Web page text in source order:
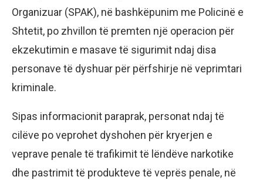
Organizuar (SPAK), në bashkëpunim me Policinë e
Shtetit, po zhvillon të premten një operacion për
ekzekutimin e masave të sigurimit ndaj disa
personave të dyshuar për përfshirje në veprimtari
kriminale.
Sipas informacionit paraprak, personat ndaj të
cilëve po veprohet dyshohen për kryerjen e
veprave penale të trafikimit të lëndëve narkotike
dhe pastrimit të produkteve të veprës penale, në